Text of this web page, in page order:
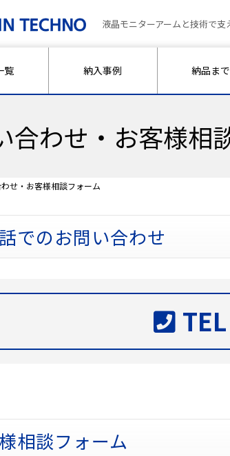
液晶モニターアームと技術で
覧 納入事例 納品ま
合わせ・お客様相
せ・お客様相談フォーム
でのお問い合わせ
相談フォーム